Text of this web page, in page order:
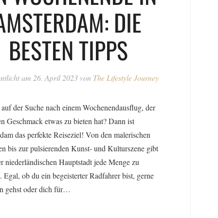
DIE
BESTEN TIPPS
am 26. April 2023 von The Lifestyle Journey
der Suche nach einem Wochenendausflug, der
Geschmack etwas zu bieten hat? Dann ist
das perfekte Reiseziel! Von den malerischen
bis zur pulsierenden Kunst- und Kulturszene gibt
niederländischen Hauptstadt jede Menge zu
Egal, ob du ein begeisterter Radfahrer bist, gerne
gehst oder dich für…